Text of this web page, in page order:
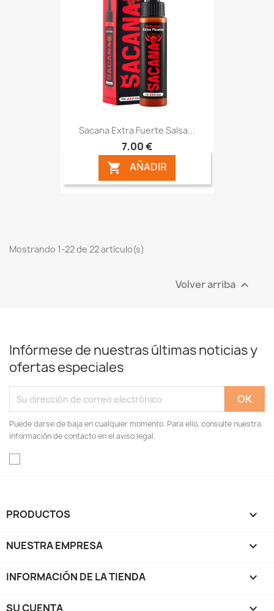
Sacana Extra Fuerte Salsa...
7,00 €
 AÑADIR
Mostrando 1-22 de 22 artículo(s)
Volver arriba 
Infórmese de nuestras últimas noticias y
ofertas especiales
Puede darse de baja en cualquier momento. Para ello, consulte nuestra
información de contacto en el aviso legal.
PRODUCTOS 
NUESTRA EMPRESA 
INFORMACIÓN DE LA TIENDA keyboard_arrow_down
SU CUENTA